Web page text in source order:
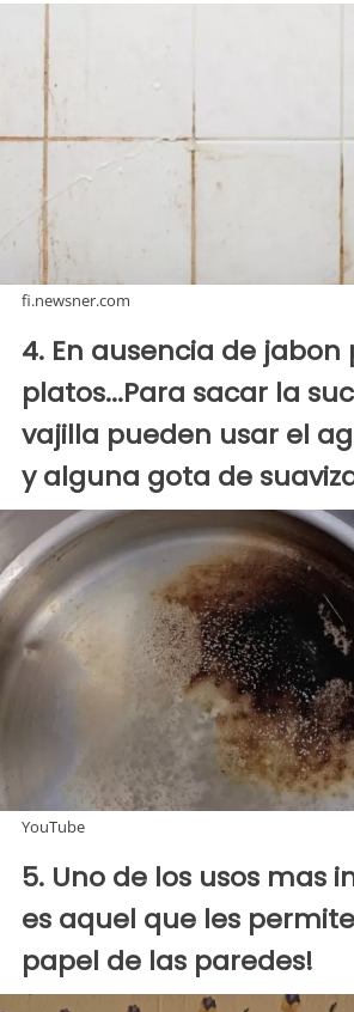
fi.newsner.com
4. En ausencia de jabon
platos...Para sacar la
vajilla pueden usar el
y alguna gota de
YouTube
5. Uno de los usos mas
es aquel que les
papel de las paredes!